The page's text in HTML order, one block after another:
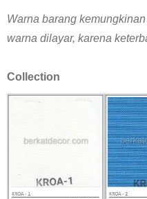
Warna barang
warna dilayar, karena
Collection